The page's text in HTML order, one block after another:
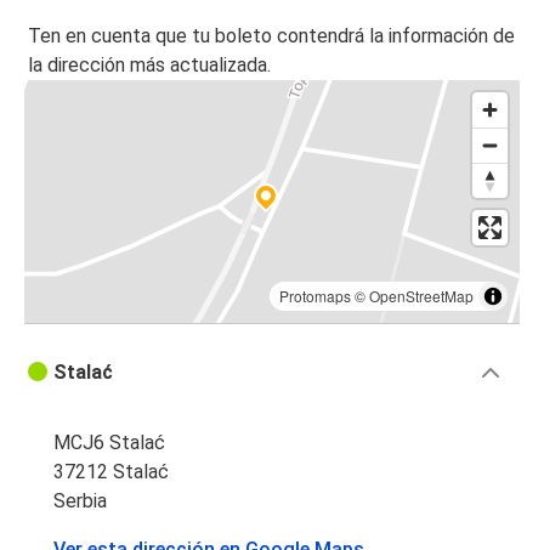
Ten en cuenta que tu boleto contendrá la información de
la dirección más actualizada.
Protomaps©OpenStreetMap
Stalać
MCJ6 Stalać
37212 Stalać
Serbia